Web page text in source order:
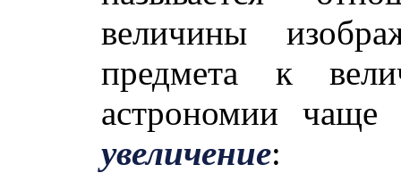
величины
предмета к
астрономии
увеличение: